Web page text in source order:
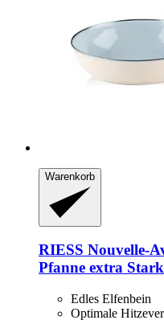
Warenkorb
RIESS Nouvelle-​
Pfanne extra Stark
Edles Elfenbein
Optimale